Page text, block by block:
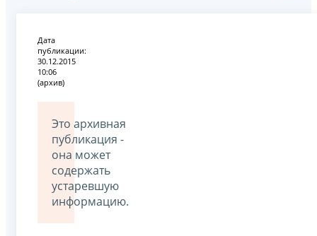
Дата
публикации:
30.12.2015
10:06
(архив)
Это архивная
публикация -
она может
содержать
устаревшую
информацию.